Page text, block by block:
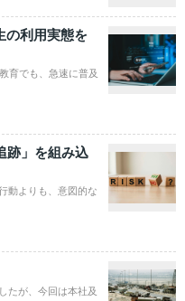
の利用実態を
育でも、急速に普及
跡」を組み込
動よりも、意図的な
たが、今回は本社及